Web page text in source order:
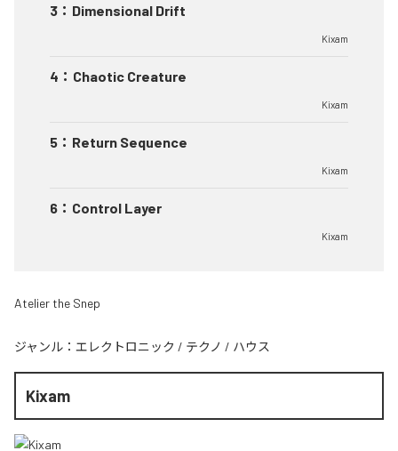
3 ： Dimensional Drift
Kixam
4 ： Chaotic Creature
Kixam
5 ： Return Sequence
Kixam
6 ： Control Layer
Kixam
Atelier the Snep
ジャンル： エレクトロニック / テクノ / ハウス
Kixam